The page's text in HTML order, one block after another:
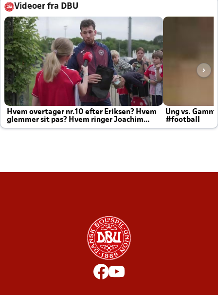
Videoer fra DBU
Hvem overtager nr.10 efter Eriksen? Hvem
glemmer sit pas? Hvem ringer Joachim
altid til efter kampe?
Ung vs.
#football